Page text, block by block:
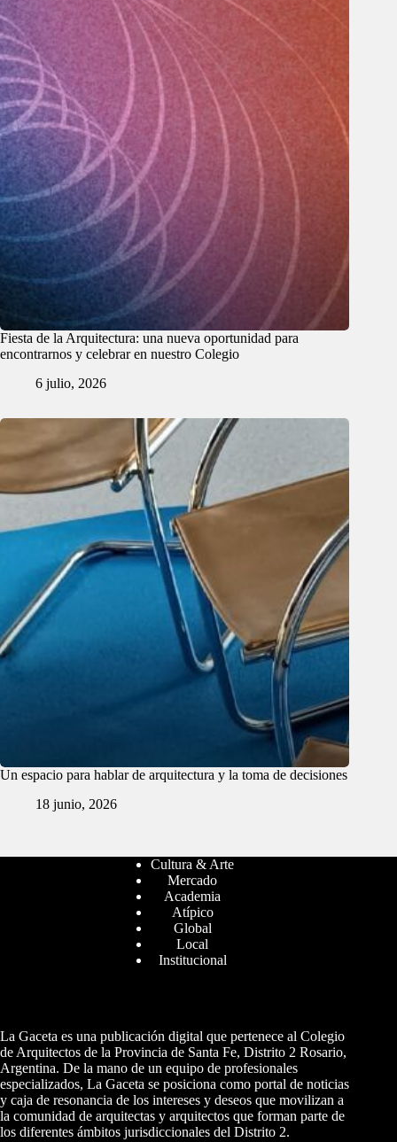
Fiesta de la Arquitectura: una nueva oportunidad para
encontrarnos y celebrar en nuestro Colegio
6 julio, 2026
Un espacio para hablar de arquitectura y la toma de decisiones
18 junio, 2026
Cultura & Arte
Mercado
Academia
Atípico
Global
Local
Institucional
La Gaceta es una publicación digital que pertenece al Colegio
de Arquitectos de la Provincia de Santa Fe, Distrito 2 Rosario,
Argentina. De la mano de un equipo de profesionales
especializados, La Gaceta se posiciona como portal de noticias
y caja de resonancia de los intereses y deseos que movilizan a
la comunidad de arquitectas y arquitectos que forman parte de
los diferentes ámbitos jurisdiccionales del Distrito 2.